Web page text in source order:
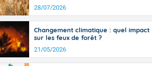
28/07/2026
Changement climatique : quel impact
sur les feux de forêt ?
21/05/2026